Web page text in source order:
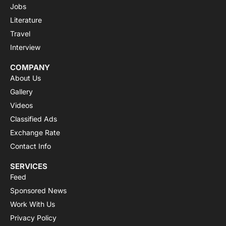
Jobs
Literature
Travel
Interview
COMPANY
About Us
Gallery
Videos
Classified Ads
Exchange Rate
Contact Info
SERVICES
Feed
Sponsored News
Work With Us
Privacy Policy